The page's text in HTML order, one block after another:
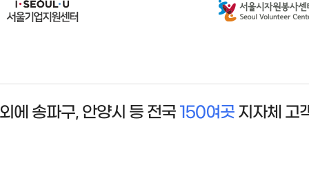
에 송파구, 안양시 등 전국 150여곳지자체 고